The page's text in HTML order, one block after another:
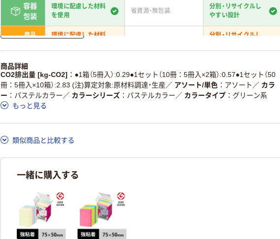
容器
包装
環境に配慮した材料
を使用
省資源・無包装
分別・リサイクルし
やすい設計
商品
環境に配慮した材料
分別・リサイクルし
仕組
る
ている
削減
この商品の環境配慮ポイントです。詳しくはページ下部の商品詳細「アスクル商品環境スコ
ア詳細／加点項目
」で確認できます。
詳しく見る
商品詳細
CO2排出量 [kg-CO2]
●1箱（5冊入）:0.29●1セット（10冊：5冊入×2箱）:0.57●1セット（50
冊：5冊入×10箱）:2.83 (注)算定対象:原材料調達・生産／ アソート/単色 アソート ／ カラ
ー
パステルカラー ／ カラーシリーズ パステルカラー ／ カラータイプ
グリーン系
もっと見る
類似商品と比較する
一緒に購入する